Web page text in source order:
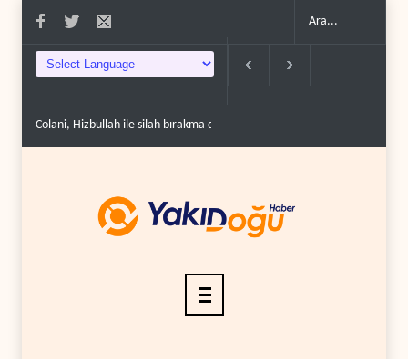
Colani, Hizbullah ile silah bırakma diyaloğu için kanal a..